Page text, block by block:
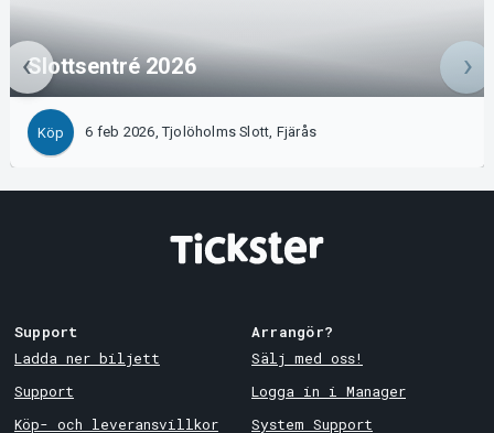
Slottsentré 2026
Köp 6 feb 2026, Tjolöholms Slott, Fjärås
Support
Ladda ner biljett
Support
Köp- och leveransvillkor
Arrangör?
Sälj med oss!
Logga in i Manager
System Support